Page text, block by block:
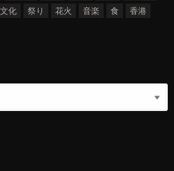
文化 祭り 花火 音楽 食 香港